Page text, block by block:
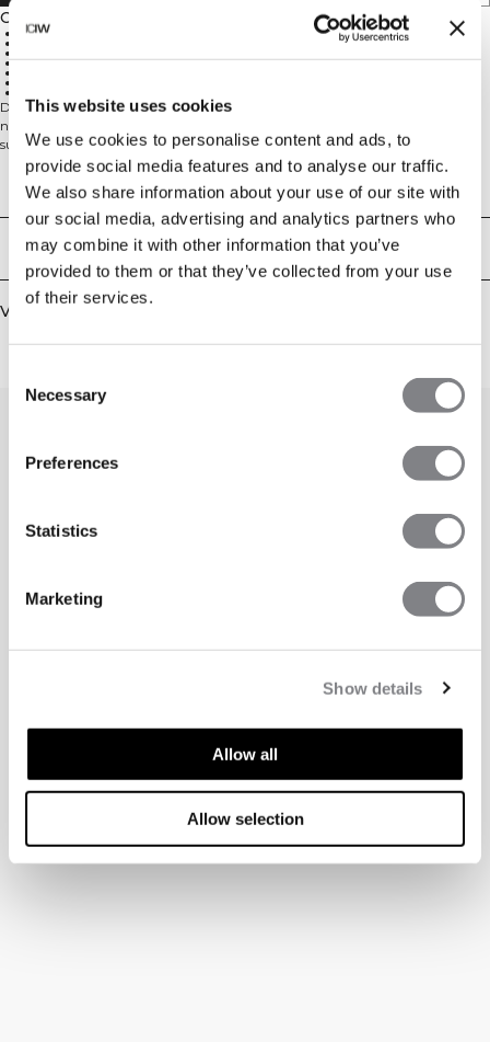
This website uses cookies
We use cookies to personalise content and ads, to
provide social media features and to analyse our traffic.
We also share information about your use of our site with
our social media, advertising and analytics partners who
may combine it with other information that you’ve
provided to them or that they’ve collected from your use
of their services.
Selection
Necessary
Preferences
Statistics
Marketing
Show details
Allow all
Allow selection
Omschrijving
ICIW-logo
Medium ondersteuning
De Nimble-collectie is gemaakt van ons zachtste performance-materiaal tot
nu toe. We hebben gekozen voor zachte, aardse tinten, die samen met
subtiele logo's ervoor zorgen dat deze kleding geschikt is voor elke
gelegenheid. De gehele collectie is ideaal voor yoga en pilates. ICIW-logo op de
licht geborstelde materiaal is ideaal voor intensieve trainingen. We adviseren
echter om activiteiten te vermijden waarbij de legging voortdurend in contact
komt met harde of scherpe materialen, zoals de ruwe oppervlakken van
barbells. Verkrijgbaar in verschillende kleuren. Maak je outfit compleet met
andere items uit de Nimble-collectie! 75% nylon, 25% elastaan.
Technische aspecten
Bezorging en retouren
Vergelijkbare producten